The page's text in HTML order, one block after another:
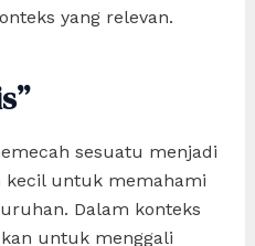
yang relevan.
sesuatu menjadi
kecil untuk memahami
Dalam konteks
untuk menggali